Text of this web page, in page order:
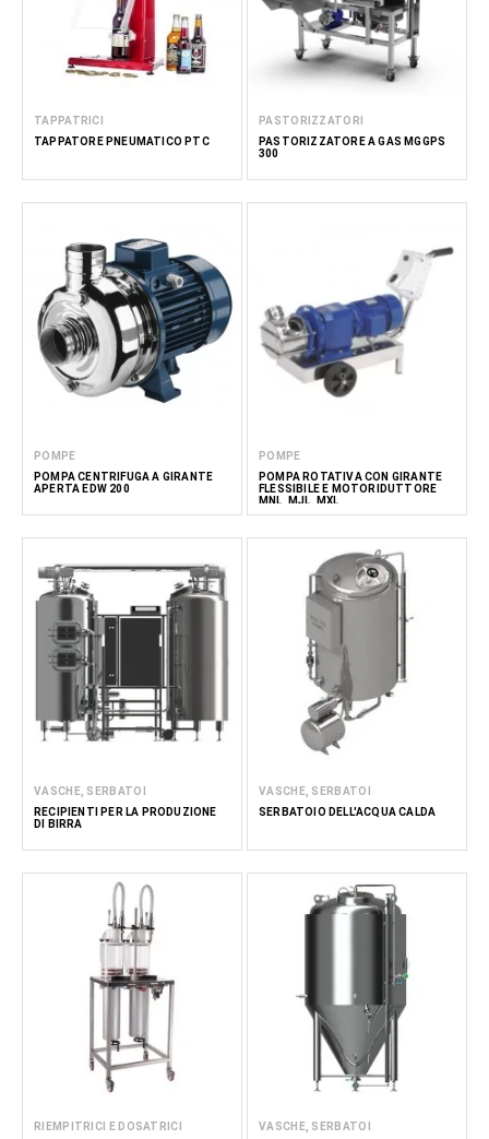
TAPPATRICI
TAPPATORE PNEUMATICO PTC
PASTORIZZATORI
PASTORIZZATORE A GAS MGGPS
300
POMPE
POMPA CENTRIFUGA A GIRANTE
APERTA EDW 200
POMPE
POMPA ROTATIVA CON GIRANTE
FLESSIBILE E MOTORIDUTTORE
MNL, MJL, MXL
VASCHE, SERBATOI
RECIPIENTI PER LA PRODUZIONE
DI BIRRA
VASCHE, SERBATOI
SERBATOIO DELL'ACQUA CALDA
RIEMPITRICI E DOSATRICI
VASCHE, SERBATOI